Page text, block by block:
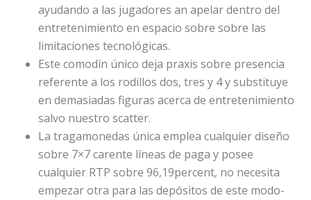
ayudando a las jugadores an apelar dentro del
entretenimiento en espacio sobre sobre las
limitaciones tecnológicas.
Este comodín único deja praxis sobre presencia
referente a los rodillos dos, tres y 4 y substituye
en demasiadas figuras acerca de entretenimiento
salvo nuestro scatter.
La tragamonedas única emplea cualquier diseño
sobre 7×7 carente líneas de paga y posee
cualquier RTP sobre 96,19percent, no necesita
empezar otra para las depósitos de este modo­